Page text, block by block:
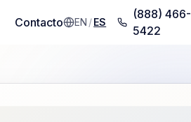
Contacto EN /ES
(888) 466-
5422